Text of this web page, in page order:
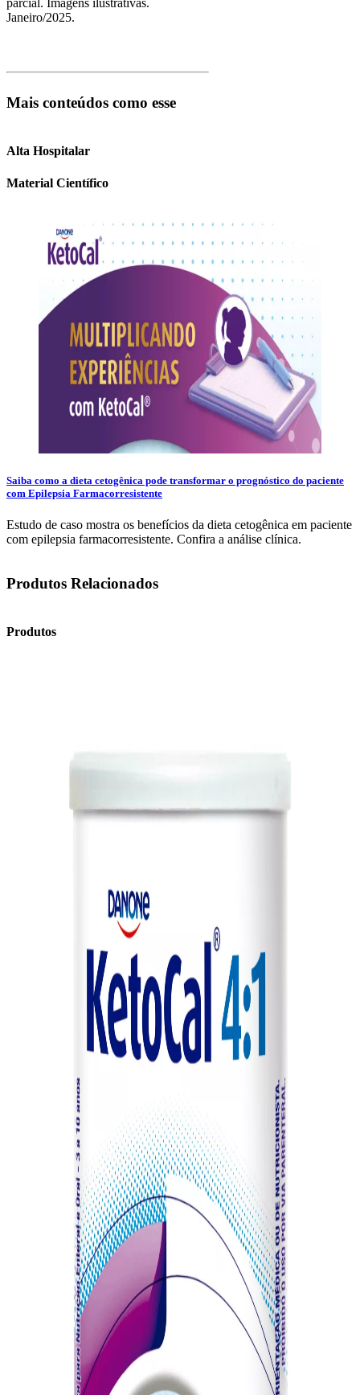
Janeiro/2025.
Mais conteúdos como esse
Alta Hospitalar
Material Científico
Saiba como a dieta cetogênica pode transformar o prognóstico do paciente
com Epilepsia Farmacorresistente
Estudo de caso mostra os benefícios da dieta cetogênica em paciente
com epilepsia farmacorresistente. Confira a análise clínica.
Produtos Relacionados
Produtos